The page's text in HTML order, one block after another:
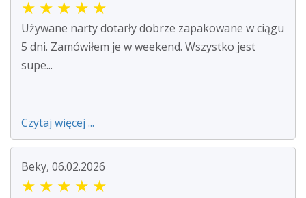
★ ★ ★ ★ ★
Używane narty dotarły dobrze zapakowane w ciągu
5 dni. Zamówiłem je w weekend. Wszystko jest
supe...
Czytaj więcej ...
Beky, 06.02.2026
★ ★ ★ ★ ★